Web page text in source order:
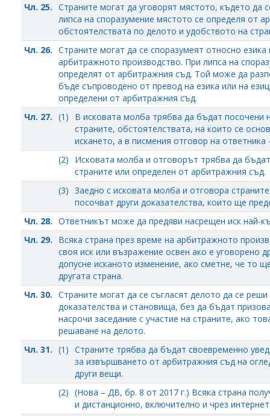
Чл. 25. Страните могат да уговорят мястото, където да
липса на споразумение мястото се определя от
обстоятелствата по делото и удобството на
Чл. 26. Страните могат да се споразумеят относно
арбитражното производство. При липса на
определят от арбитражния съд. Той може да
бъде съпроводено от превод на езика или на
определени от арбитражния съд.
Чл. 27. (1)
В исковата молба трябва да бъдат посочени
страните, обстоятелствата, на които се
искането, а в писмения отговор на
(2)
Исковата молба и отговорът трябва да
страните или определен от арбитражния съд.
(3) Заедно с исковата молба и отговора
посочват други доказателства, които ще
Чл. 28. Ответникът може да предяви насрещен иск най-
Чл. 29.
Всяка страна през време на арбитражното
своя иск или възражение освен ако е уговорено
допусне исканото изменение, ако сметне, че то
другата страна.
Чл. 30. Страните могат да се съгласят делото да се
доказателства и становища, без да бъдат
насрочи заседание с участие на страните, ако
решаване на делото.
Чл. 31. (1) Страните трябва да бъдат своевременно
за извършването от арбитражния съд на
други вещи.
(2) (Нова – ДВ, бр. 8 от 2017 г.) Всяка страна
и дистанционно, включително и чрез